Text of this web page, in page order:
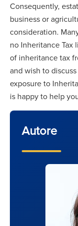
Consequently,
business or
consideration.
no Inheritance Tax
of inheritance tax
and wish to
exposure to
is happy to help
Autore